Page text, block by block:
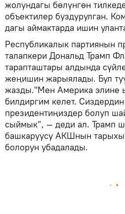
жолундагы бөлүнгөн
объектилер буздурулган.
дагы аймактарда ишин
Республикалык партиянын
талапкери Дональд Трамп
тарапташтары алдында
жеңишин жарыялады. Бул
жазды."Мен Америка элине
билдиргим келет.
президентиңиздер болуп
сыймык”, — деди ал. Трамп
башкаруусу АКШнын
болорун убадалады.